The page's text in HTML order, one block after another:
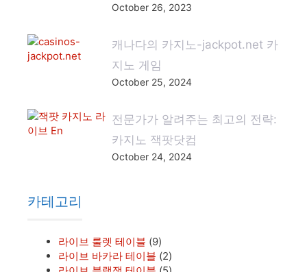
October 26, 2023
캐나다의 카지노-jackpot.net 카
지노 게임
October 25, 2024
전문가가 알려주는 최고의 전략:
카지노 잭팟닷컴
October 24, 2024
카테고리
라이브 룰렛 테이블 (9)
라이브 바카라 테이블 (2)